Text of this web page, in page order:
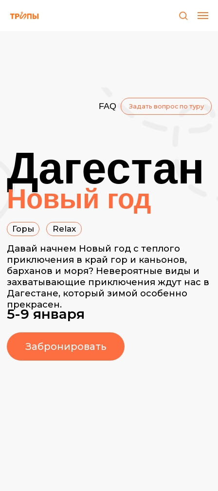
Давай начнем Новый год с теплого
приключения в край гор и каньонов,
барханов и моря? Невероятные виды и
захватывающие приключения ждут нас в
Дагестане, который зимой особенно
5-9 января
Дагестан
Горы Relax
Забронировать